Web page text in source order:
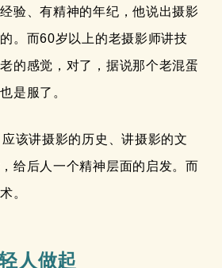
验、有精神的年纪，他说出摄影
。而60岁以上的老摄影师讲技
的感觉，对了，据说那个老混蛋
是服了。
该讲摄影的历史、讲摄影的文
给后人一个精神层面的启发。而
。
人做起